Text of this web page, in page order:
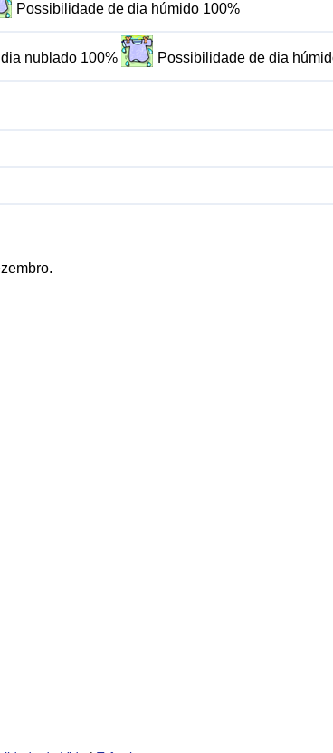
Possibilidade de dia húmido 100%
nublado 100% Possibilidade de dia